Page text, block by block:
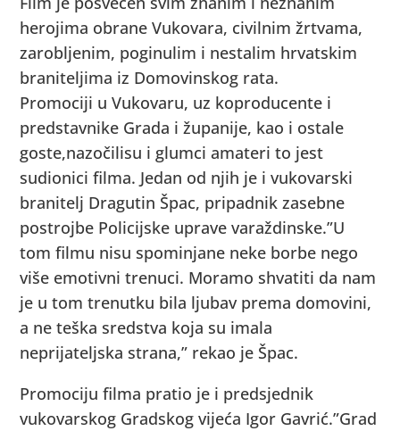
herojima obrane Vukovara, civilnim žrtvama,
zarobljenim, poginulim i nestalim hrvatskim
braniteljima iz Domovinskog rata.
Promociji u Vukovaru, uz koproducente i
predstavnike Grada i županije, kao i ostale
goste,nazočilisu i glumci amateri to jest
sudionici filma. Jedan od njih je i vukovarski
branitelj Dragutin Špac, pripadnik zasebne
postrojbe Policijske uprave varaždinske.”U
tom filmu nisu spominjane neke borbe nego
više emotivni trenuci. Moramo shvatiti da nam
je u tom trenutku bila ljubav prema domovini,
a ne teška sredstva koja su imala
neprijateljska strana,” rekao je Špac.
Promociju filma pratio je i predsjednik
vukovarskog Gradskog vijeća Igor Gavrić.”Grad